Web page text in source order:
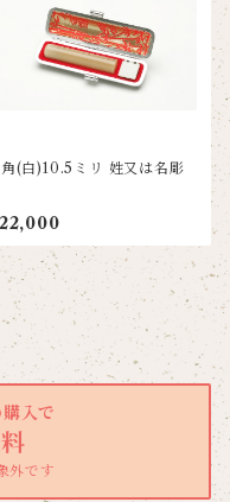
(白)10.5ミリ 姓又は名彫
入で
外です